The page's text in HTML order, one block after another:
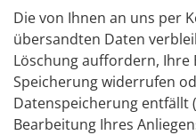
Die von Ihnen an uns per
übersandten Daten
Löschung auffordern, Ihre
Speicherung widerrufen
Datenspeicherung entfällt
Bearbeitung Ihres